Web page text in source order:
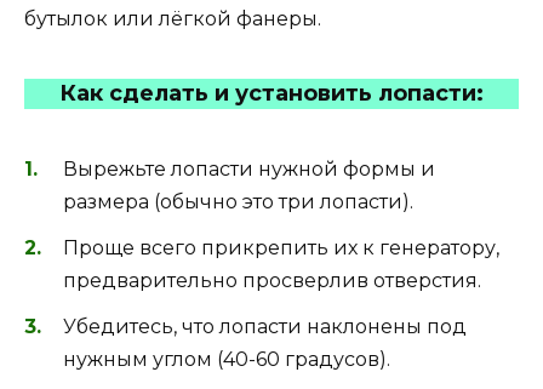
бутылок или лёгкой фанеры.
Как сделать и установить лопасти:
Вырежьте лопасти нужной формы и
размера (обычно это три лопасти).
Проще всего прикрепить их к генератору,
предварительно просверлив отверстия.
Убедитесь, что лопасти наклонены под
нужным углом (40-60 градусов).